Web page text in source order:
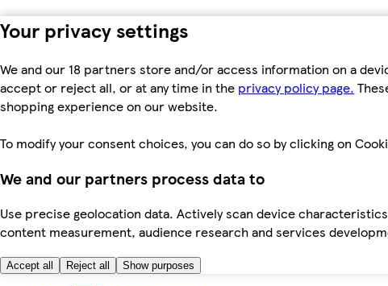
Your privacy settings
We and our 18 partners store and/or access information on a
accept or reject all, or at any time in the privacy policy page.
shopping experience on our website.
To modify your consent choices, you can do so by clicking on
We and our partners process data to
Use precise geolocation data. Actively scan device
content measurement, audience research and services
Accept all Reject all Show purposes